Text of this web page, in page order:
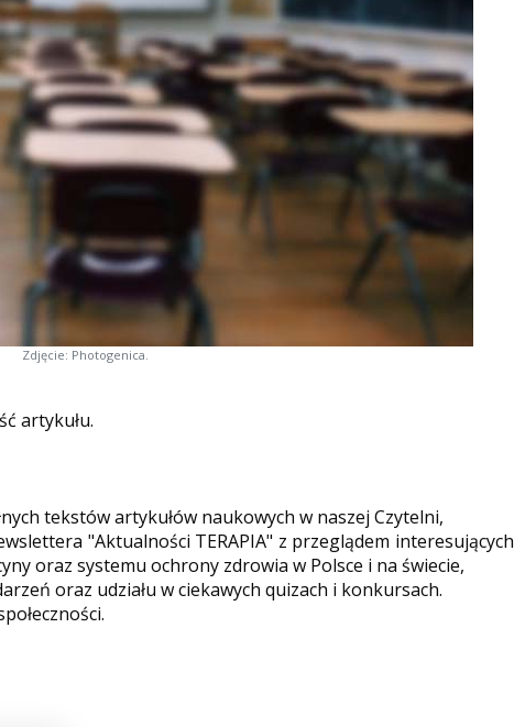
Zdjęcie: Photogenica.
artykułu.
tekstów artykułów naukowych w naszej Czytelni,
"Aktualności TERAPIA" z przeglądem interesujących
oraz systemu ochrony zdrowia w Polsce i na świecie,
oraz udziału w ciekawych quizach i konkursach.